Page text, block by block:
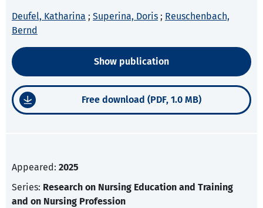
Deufel, Katharina ; Superina, Doris ; Reuschenbach,
Bernd
Show publication
Free download (PDF, 1.0 MB)
Appeared: 2025
Series: Research on Nursing Education and Training
and on Nursing Profession